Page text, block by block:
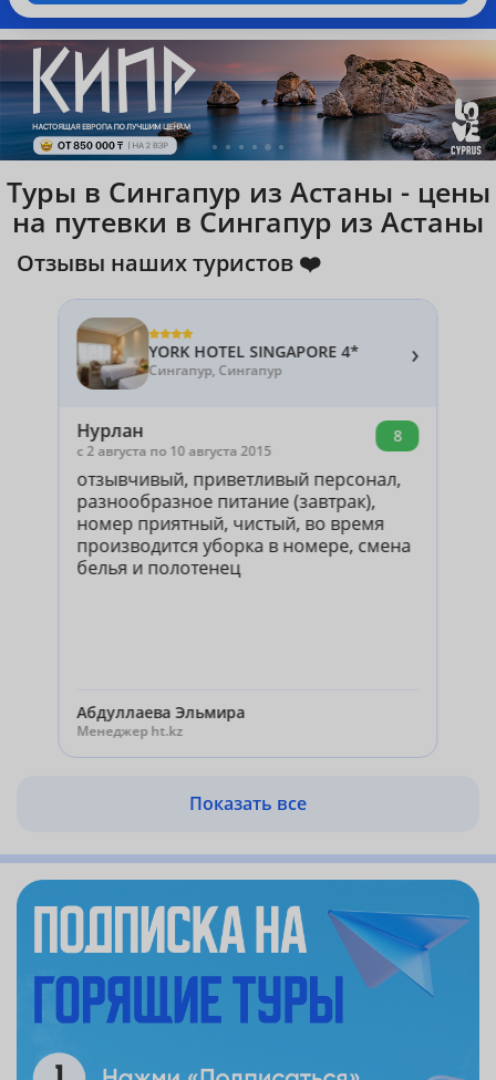
Туры в Сингапур из Астаны - цены
на путевки в Сингапур из Астаны
Отзывы наших туристов ❤️
YORK HOTEL SINGAPORE 4*
Сингапур, Сингапур ›
Нурлан
c 2 августа по 10 августа 2015
8
отзывчивый, приветливый персонал,
разнообразное питание (завтрак),
номер приятный, чистый, во время
производится уборка в номере, смена
белья и полотенец
Абдуллаева Эльмира
Менеджер ht.kz
Показать все